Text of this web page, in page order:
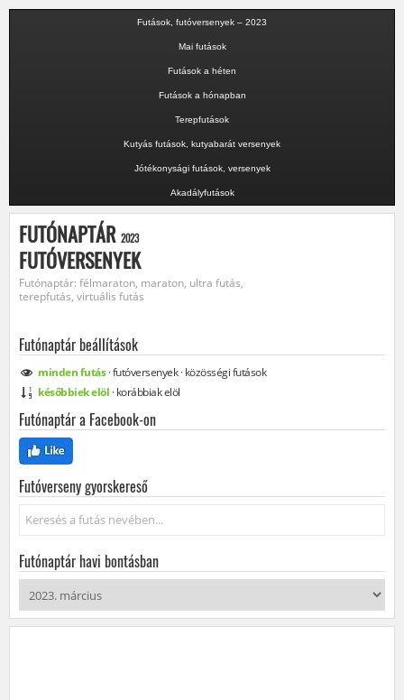
Futások, futóversenyek – 2023
Mai futások
Futások a héten
Futások a hónapban
Terepfutások
Kutyás futások, kutyabarát versenyek
Jótékonysági futások, versenyek
Akadályfutások
FUTÓNAPTÁR 2023
FUTÓVERSENYEK
Futónaptár: félmaraton, maraton, ultra futás,
terepfutás, virtuális futás
Futónaptár beállítások
mindenfutás·futóversenyek·közösségifutások
későbbiek elöl ·korábbiak elöl
Futónaptár a Facebook-on
Futóverseny gyorskereső
Keresés...
Futónaptár havi bontásban